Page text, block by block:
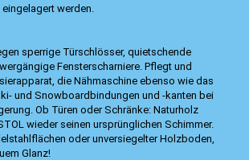
eingelagert werden.
sperrige Türschlösser, quietschende
Fensterscharniere. Pflegt und
die Nähmaschine ebenso wie das
und Snowboardbindungen und -kanten bei
Ob Türen oder Schränke: Naturholz
wieder seinen ursprünglichen Schimmer.
oder unversiegelter Holzboden,
Glanz!